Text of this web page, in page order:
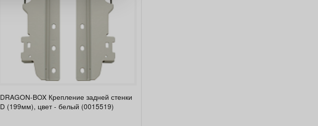
DRAGON-BOX Крепление задней стенки
D (199мм), цвет - белый (0015519)